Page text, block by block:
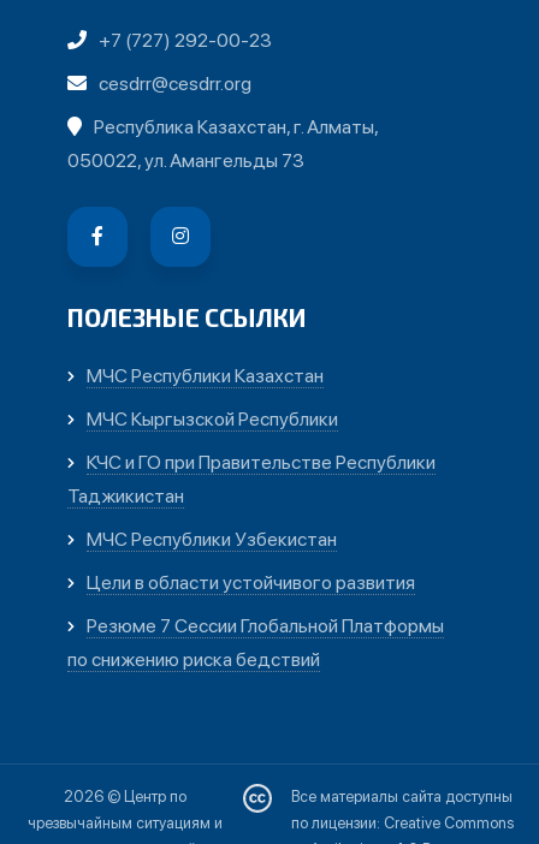
+7 (727) 292-00-23
cesdrr@cesdrr.org
Республика Казахстан, г. Алматы,
050022, ул. Амангельды 73
ПОЛЕЗНЫЕ ССЫЛКИ
МЧС Республики Казахстан
МЧС Кыргызской Республики
КЧС и ГО при Правительстве Республики
Таджикистан
МЧС Республики Узбекистан
Цели в области устойчивого развития
Резюме 7 Сессии Глобальной Платформы
по снижению риска бедствий
2026 © Центр по
чрезвычайным ситуациям и
Все материалы сайта доступны
по лицензии: Creative Commons